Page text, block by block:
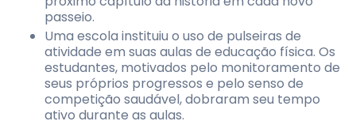
passeio.
Uma escola instituiu o uso de pulseiras de
atividade em suas aulas de educação física. Os
estudantes, motivados pelo monitoramento de
seus próprios progressos e pelo senso de
competição saudável, dobraram seu tempo
ativo durante as aulas.